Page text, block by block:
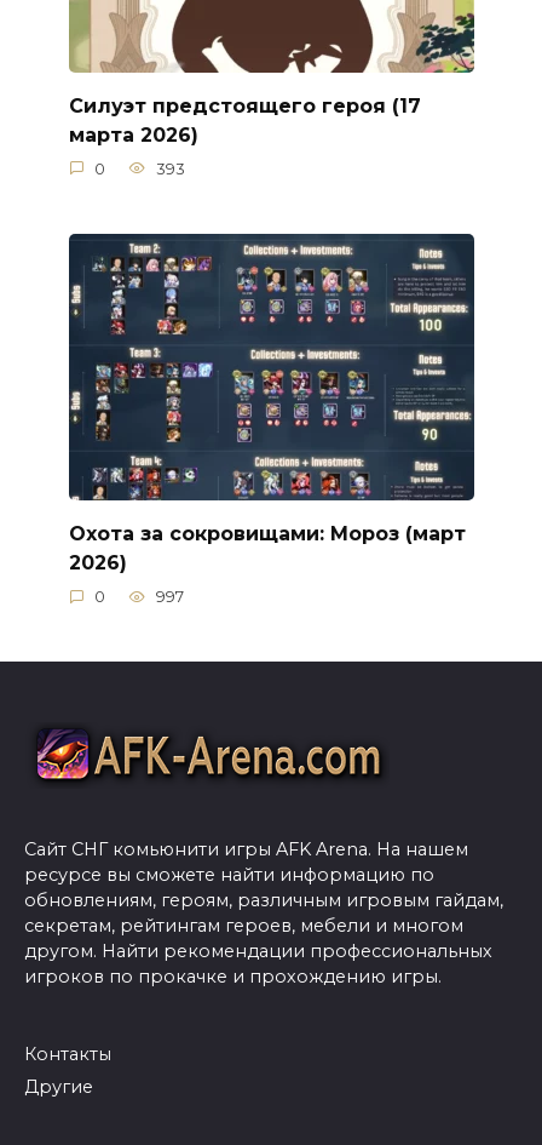
Силуэт предстоящего героя (17
марта 2026)
0 393
Охота за сокровищами: Мороз (март
2026)
0 997
Сайт СНГ комьюнити игры AFK Arena. На нашем
ресурсе вы сможете найти информацию по
обновлениям, героям, различным игровым гайдам,
секретам, рейтингам героев, мебели и многом
другом. Найти рекомендации профессиональных
игроков по прокачке и прохождению игры.
Контакты
Другие